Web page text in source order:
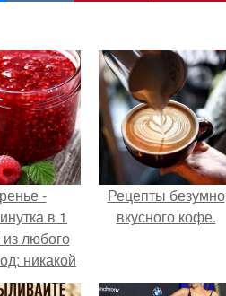
-
в 1
любого
никакой
варки,
Рецепты безумно
вкусного кофе.